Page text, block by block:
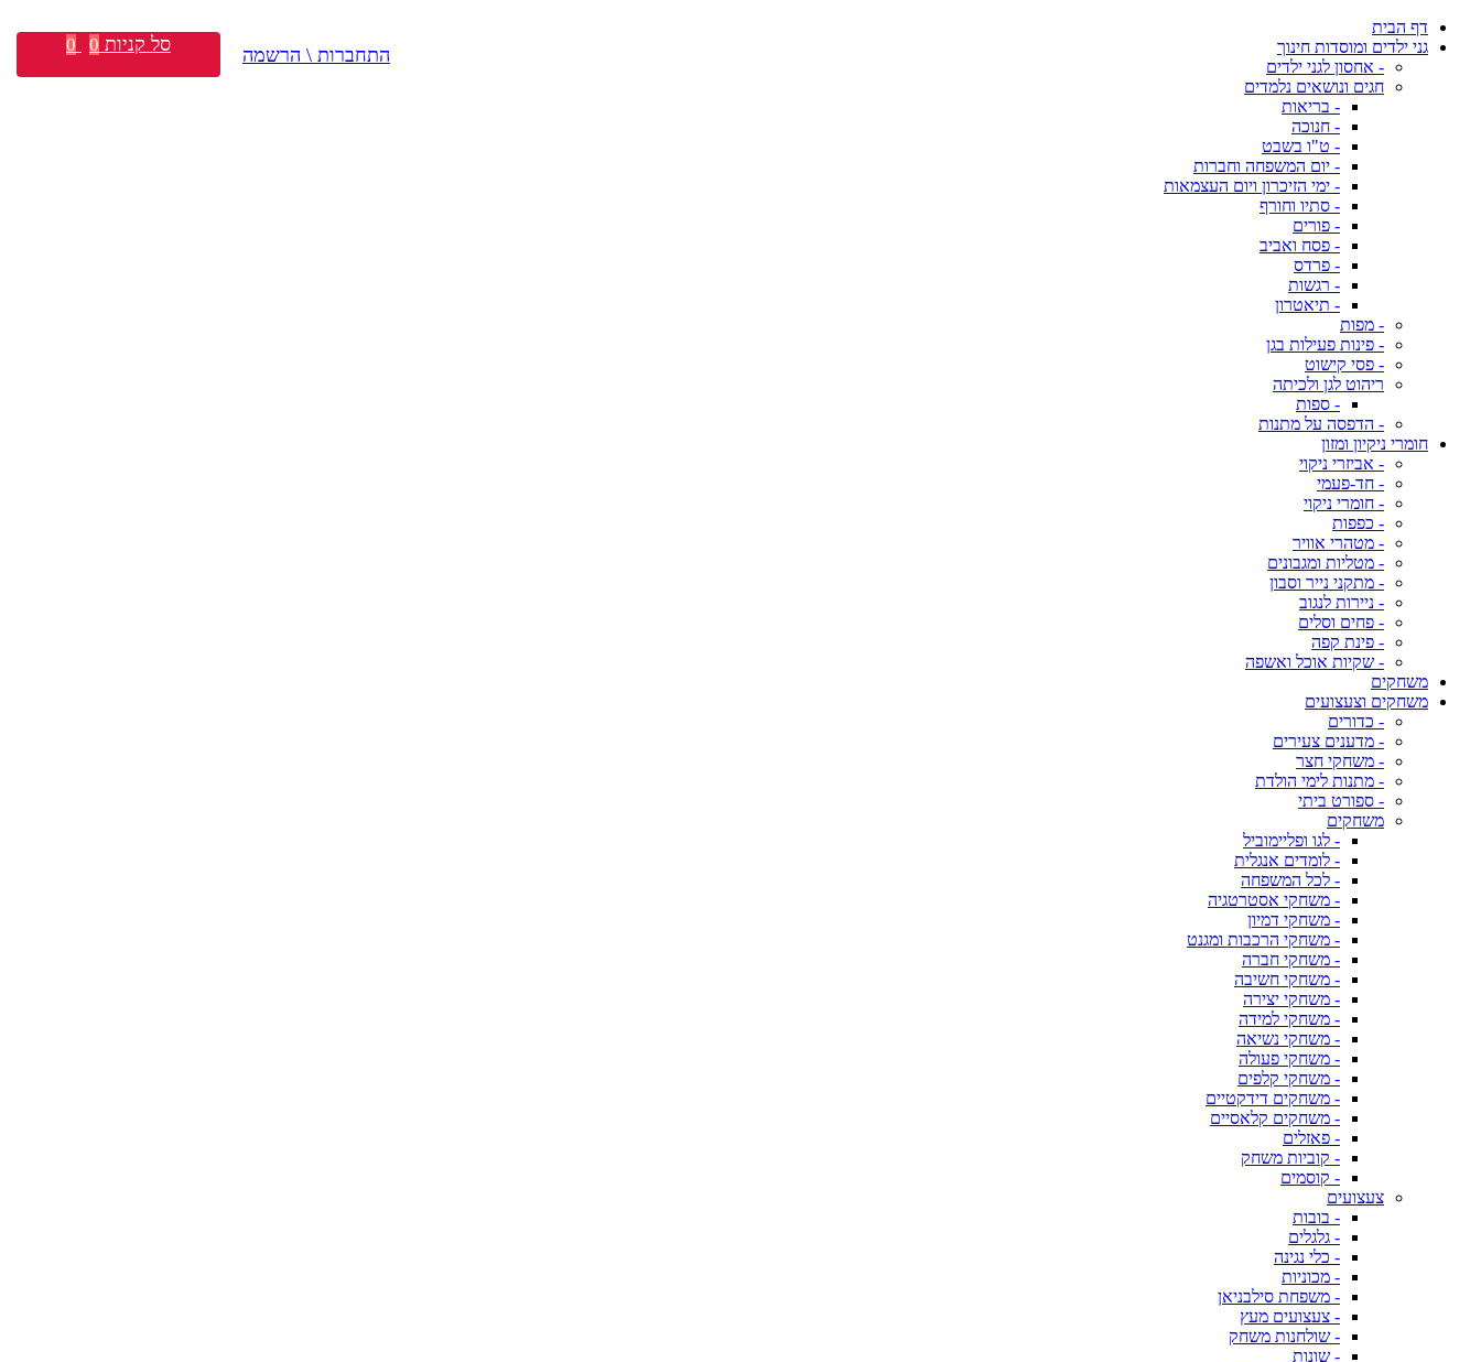
דף הבית
גני ילדים ומוסדות חינוך
- אחסון לגני ילדים
חגים ונושאים נלמדים
- בריאות
- חנוכה
- ט"ו בשבט
- יום המשפחה וחברות
- ימי הזיכרון ויום העצמאות
- סתיו וחורף
- פורים
- פסח ואביב
- פרדס
- רגשות
- תיאטרון
- מפות
- פינות פעילות בגן
- פסי קישוט
ריהוט לגן ולכיתה
- ספות
- הדפסה על מתנות
חומרי ניקיון ומזון
- אביזרי ניקוי
- חד-פעמי
- חומרי ניקוי
- כפפות
- מטהרי אוויר
- מטליות ומגבונים
- מתקני נייר וסבון
- ניירות לנגוב
- פחים וסלים
- פינת קפה
- שקיות אוכל ואשפה
משחקים
משחקים וצעצועים
- כדורים
- מדענים צעירים
- משחקי חצר
- מתנות לימי הולדת
- ספורט ביתי
משחקים
- לגו ופליימוביל
- לומדים אנגלית
- לכל המשפחה
- משחקי אסטרטגיה
- משחקי דמיון
- משחקי הרכבות ומגנט
- משחקי חברה
- משחקי חשיבה
- משחקי יצירה
- משחקי למידה
- משחקי נשיאה
- משחקי פעולה
- משחקי קלפים
- משחקים דידקטיים
- משחקים קלאסיים
- פאזלים
- קוביות משחק
- קוסמים
צעצועים
- בובות
- גלגלים
- כלי נגינה
- מכוניות
- משפחת סילבניאן
- צעצועים מעץ
- שולחנות משחק
- שונות
התחברות \ הרשמה סל קניות 0
0